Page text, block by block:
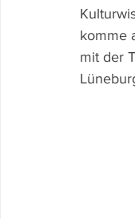
komme
mit der